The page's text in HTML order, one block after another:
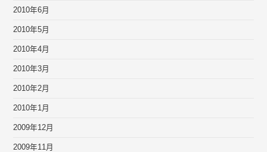
2010年6月
2010年5月
2010年4月
2010年3月
2010年2月
2010年1月
2009年12月
2009年11月